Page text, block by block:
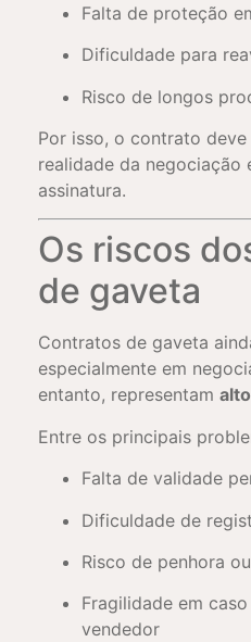
Falta de proteção
Dificuldade para
Risco de longos
Por isso, o contrato
realidade da negociação
assinatura.
Os riscos
de gaveta
Contratos de gaveta
especialmente em
entanto, representam
Entre os principais
Falta de validade
Dificuldade de
Risco de penhora
Fragilidade em
vendedor